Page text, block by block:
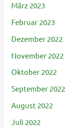
März 2023
Februar 2023
Dezember 2022
November 2022
Oktober 2022
September 2022
August 2022
Juli 2022